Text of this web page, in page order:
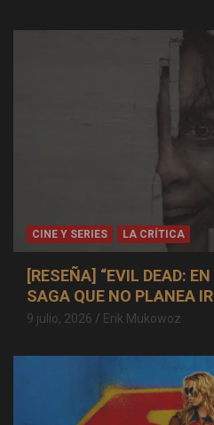
CINE Y SERIES LA CRÍTICA
[RESEÑA] “EVIL DEAD:
SAGA QUE NO PLANEA
9 julio, 2026 Erik Mukowoz